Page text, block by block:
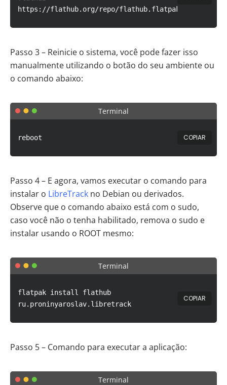
https://flathub.org/repo/flathub.flatpakrepo
Passo 3 – Reinicie o sistema, você pode fazer isso
manualmente utilizando o botão do seu ambiente ou
o comando abaixo:
Terminal
reboot COPIAR
Passo 4 – E agora, vamos executar o comando para
instalar o LibreTrack no Debian ou derivados.
Observe que o comando abaixo está com o sudo,
caso você não o tenha habilitado, remova o sudo e
instalar usando o ROOT mesmo:
Terminal
flatpak install flathub
ru.proninyaroslav.libretrack
COPIAR
Passo 5 – Comando para executar a aplicação:
Terminal